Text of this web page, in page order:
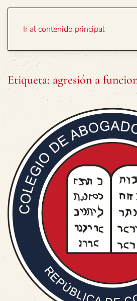
Ir al contenido principal
Etiqueta: agresión a